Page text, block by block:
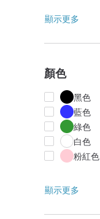
顯示更多
顏色
黑色
藍色
綠色
白色
粉紅色
顯示更多